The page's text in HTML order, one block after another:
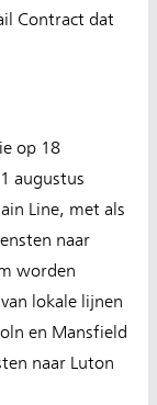
Contract dat
op 18
augustus
Line, met als
naar
worden
lokale lijnen
en Mansfield
naar Luton